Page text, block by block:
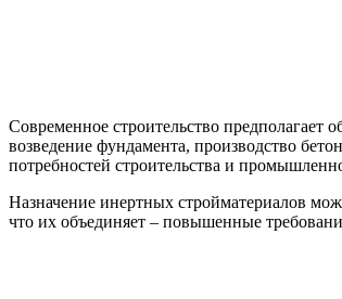
Современное строительство предполагает
возведение фундамента, производство
потребностей строительства и
Назначение инертных стройматериалов
что их объединяет – повышенные